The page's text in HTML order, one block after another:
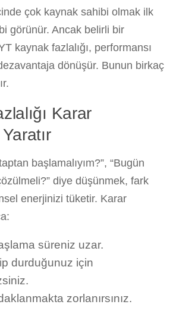
çok kaynak sahibi olmak ilk
görünür. Ancak belirli bir
kaynak fazlalığı, performansı
dönüşür. Bunun birkaç
Karar
başlamalıyım?”, “Bugün
diye düşünmek, fark
enerjinizi tüketir. Karar
süreniz uzar.
durduğunuz için
zorlanırsınız.